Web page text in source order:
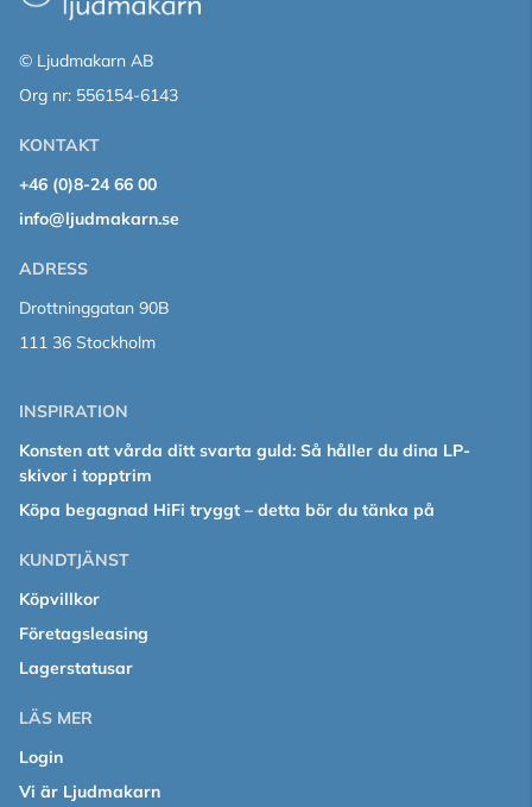
© Ljudmakarn AB
Org nr: 556154-6143
KONTAKT
+46 (0)8-24 66 00
info@ljudmakarn.se
ADRESS
Drottninggatan 90B
111 36 Stockholm
INSPIRATION
Konsten att vårda ditt svarta guld: Så håller du dina LP-
skivor i topptrim
Köpa begagnad HiFi tryggt – detta bör du tänka på
KUNDTJÄNST
Köpvillkor
Företagsleasing
Lagerstatusar
LÄS MER
Login
Vi är Ljudmakarn